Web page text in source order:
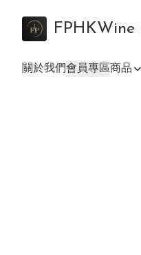
關於我們會員專區商品